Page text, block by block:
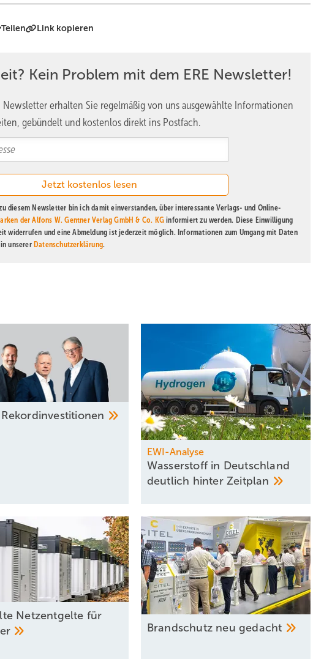
Teilen Link kopieren
Kein Problem mit dem ERE Newsletter!
Newsletter erhalten Sie regelmäßig von uns ausgewählte Informationen
gebündelt und kostenlos direkt ins Postfach.
diesem Newsletter bin ich damit einverstanden, über interessante Verlags- und Online-
der Alfons W. Gentner Verlag GmbH & Co. KG informiert zu werden. Diese Einwilligung
widerrufen und eine Abmeldung ist jederzeit möglich. Informationen zum Umgang mit Daten
unserer Datenschutzerklärung.
Rekord­investitionen
EWI-Analyse
Wasserstoff in Deutschland
deutlich hinterZeitplan
Netzentgelte für
Brandschutz neugedacht